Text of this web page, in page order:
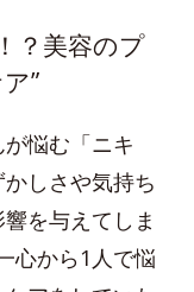
？美容のプ
”
悩む「ニキ
しさや気持ち
を与えてしま
心から1人で悩